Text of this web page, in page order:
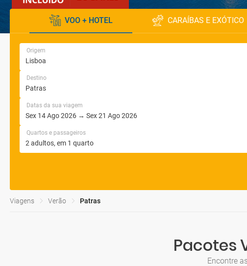
VOO + HOTEL CARAÍBAS E EXÓTICO
Origem
Destino
Datas da sua viagem
Quartos e passageiros
Viagens Verão Patras
Pacotes
Encontre